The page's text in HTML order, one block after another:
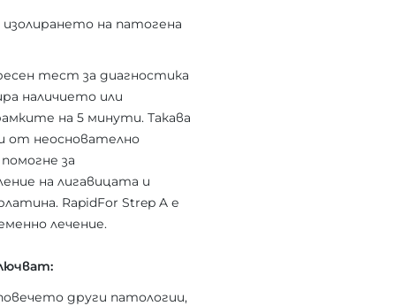
на патогена
тест за диагностика
наличието или
на 5 минути. Такава
от неоснователно
за
на лигавицата и
RapidFor Strep A е
лечение.
други патологии,